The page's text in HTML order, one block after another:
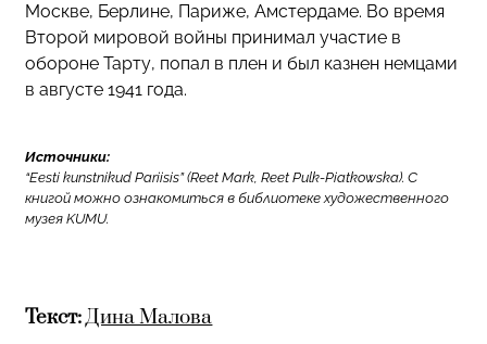
Москве, Берлине, Париже, Амстердаме. Во время
Второй мировой войны принимал участие в
обороне Тарту, попал в плен и был казнен немцами
в августе 1941 года.
Источники:
“Eesti kunstnikud Pariisis” (Reet Mark, Reet Pulk-Piatkowska). С
книгой можно ознакомиться в библиотеке художественного
музея KUMU.
Текст:Дина Малова